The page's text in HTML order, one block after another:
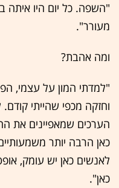
"השפה. כל יום היו איתה
מעורר".
ומה אהבת?
"למדתי המון על עצמי,
וחזקה מכפי שהייתי
הערכים שמאפיינים את
כאן הרבה יותר
לאנשים כאן יש עומק,
כאן".